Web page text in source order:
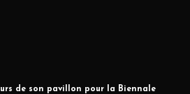
de son pavillon pour la Biennale